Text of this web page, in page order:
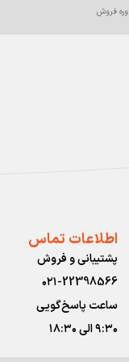
فروش
اطلاعات تماس
پشتیبانی و فروش
۰۲۱-22398566
ساعت پاسخ‌گویی
۹:۳۰ الی ۱۸:۳۰